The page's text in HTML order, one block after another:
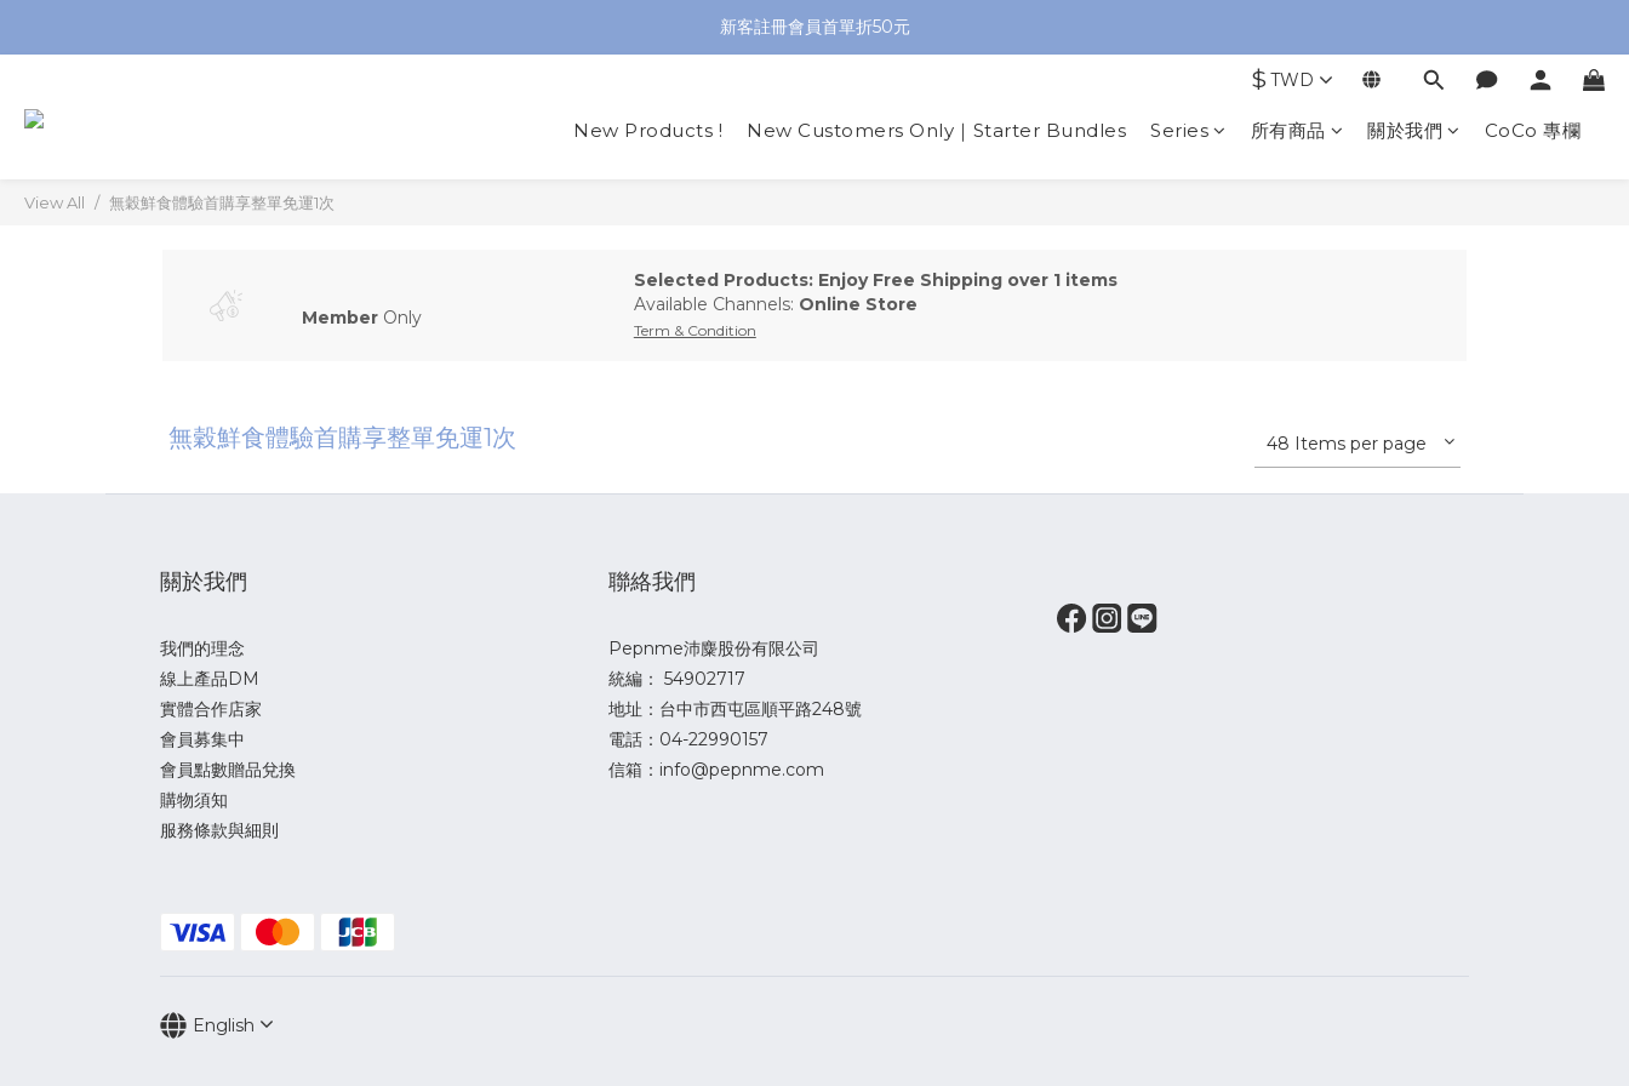
新客註冊會員首單折50元
$ TWD
New Products ! New Customers Only｜Starter Bundles Series 所有商品 關於我們 CoCo 專欄
View All 無穀鮮食體驗首購享整單免運1次
Member Only
Selected Products: Enjoy Free Shipping over 1 items
Available Channels: Online Store
Term & Condition
無穀鮮食體驗首購享整單免運1次 48 Items per page
關於我們
我們的理念
線上產品DM
實體合作店家
會員募集中
會員點數贈品兌換
購物須知
服務條款與細則
聯絡我們
Pepnme沛麋股份有限公司
統編： 54902717
地址：台中市西屯區順平路248號
電話：04-22990157
信箱：info@pepnme.com
English